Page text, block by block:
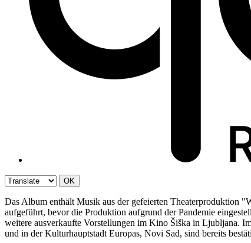
OK
Das Album enthält Musik aus der gefeierten Theaterproduktion
aufgeführt, bevor die Produktion aufgrund der Pandemie
weitere ausverkaufte Vorstellungen im Kino Šiška in Ljubljana.
und in der Kulturhauptstadt Europas, Novi Sad, sind bereits